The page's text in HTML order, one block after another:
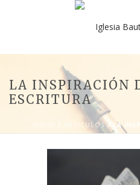
LA INSPIRACIÓN
ESCRITURA
/ ARTÍCULOS/ LA